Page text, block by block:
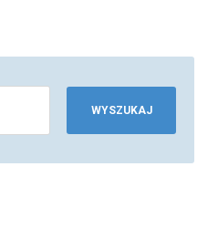
WYSZUKAJ